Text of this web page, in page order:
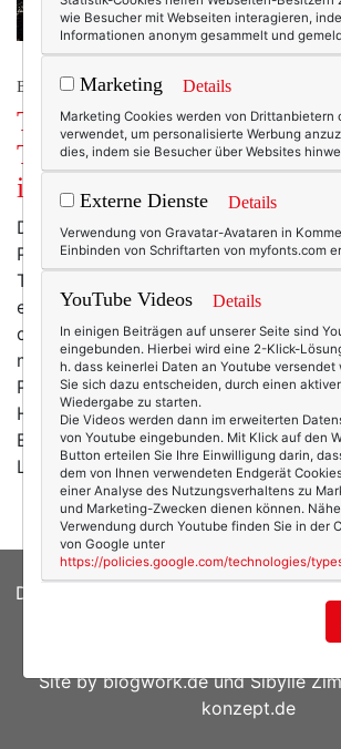
BEAUTY & FASHION
THOM. Die neue
Thomas Rath. Oder: Der
ich.
Das Schönste an der ganzen
Päckchen mit Cremes und Kleidern
Tüdeldü, die einem der Postbote
enerviert) an der Haustüre in die Hand
das Schönste sind die
meinem Postfach. Irgendwann Ende
Pling! Und: „Guten Tag, wir sind die
Herr Thomas Rath hätte Sie gerne als
Bitteeee???? Haargenau so begann
Laufsteg-Abenteuer, das mich für die
DATENSCHUTZERKLÄRUNG
|
Site byblogwork.deundSibylle
konzept.de
wie Besucher mit Webseiten interagieren,
Informationen anonym gesammelt und
Marketing Details
Marketing Cookies werden von Drittanbietern
verwendet, um personalisierte Werbung
dies, indem sie Besucher über Websites
Externe Dienste Details
Verwendung von Gravatar-Avataren in
Einbinden von Schriftarten von myfonts.com
YouTube Videos Details
In einigen Beiträgen auf unserer Seite sind
eingebunden. Hierbei wird eine 2-Klick-
h. dass keinerlei Daten an Youtube versendet
Sie sich dazu entscheiden, durch einen
Wiedergabe zu starten.
Die Videos werden dann im erweiterten
von Youtube eingebunden. Mit Klick auf den
Button erteilen Sie Ihre Einwilligung darin,
dem von Ihnen verwendeten Endgerät
einer Analyse des Nutzungsverhaltens zu
und Marketing-Zwecken dienen können.
Verwendung durch Youtube finden Sie in der
von Google unter
https://policies.google.com/technologies/